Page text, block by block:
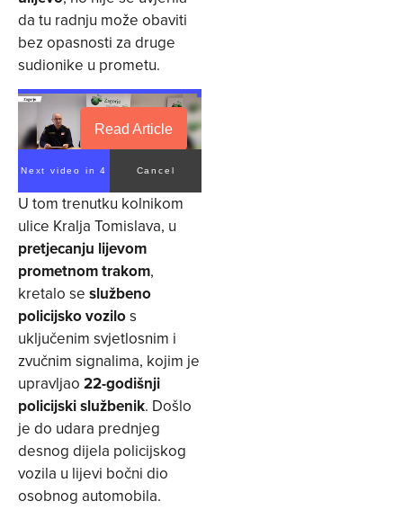
da tu radnju može obaviti
bez opasnosti za druge
sudionike u prometu.
Read Article
Next video in 4 Cancel
U tom trenutku kolnikom
ulice Kralja Tomislava, u
pretjecanju lijevom
prometnom trakom,
kretalo se službeno
policijsko vozilos
uključenim svjetlosnim i
zvučnim signalima, kojim je
upravljao 22-godišnji
policijski službenik. Došlo
je do udara prednjeg
desnog dijela policijskog
vozila u lijevi bočni dio
osobnog automobila.